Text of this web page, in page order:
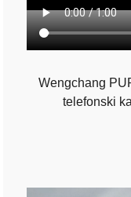
Wengchang
telefonski